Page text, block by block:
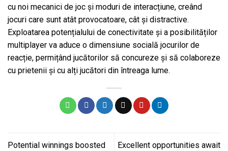
cu noi mecanici de joc și moduri de interacțiune, creând
jocuri care sunt atât provocatoare, cât și distractive.
Exploatarea potențialului de conectivitate și a posibilităților
multiplayer va aduce o dimensiune socială jocurilor de
reacție, permițând jucătorilor să concureze și să colaboreze
cu prietenii și cu alți jucători din întreaga lume.
Potential winnings boosted
Excellent opportunities await